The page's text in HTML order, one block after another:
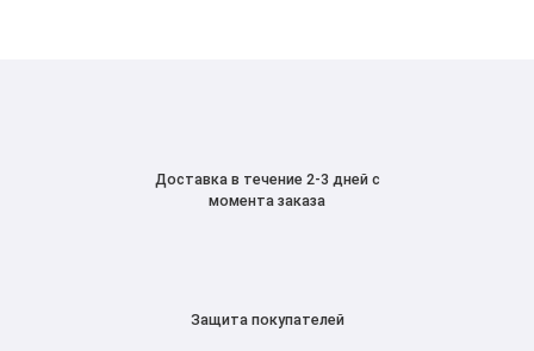
Доставка в течение 2-3 дней с
момента заказа
Защита покупателей